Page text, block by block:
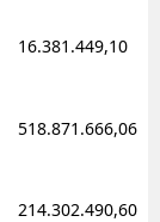
16.381.449,10
518.871.666,06
214.302.490,60